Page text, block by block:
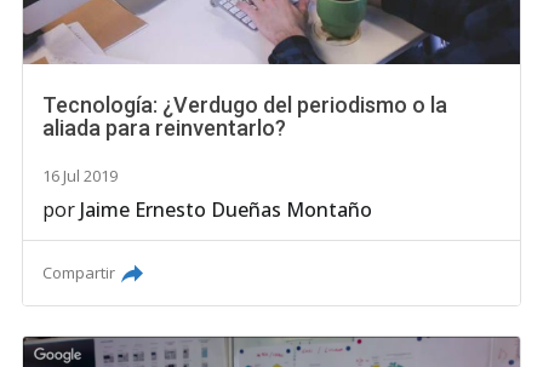
Tecnología: ¿Verdugo del periodismo o la
aliada para reinventarlo?
16 Jul 2019
por Jaime Ernesto Dueñas Montaño
Compartir